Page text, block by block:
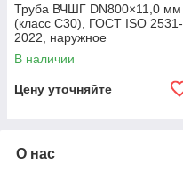
Труба ВЧШГ DN800×11,0 мм
(класс C30), ГОСТ ISO 2531-
2022, наружное
полиуретановое покрытие,
внутреннее цементно-
В наличии
Цену уточняйте
О нас